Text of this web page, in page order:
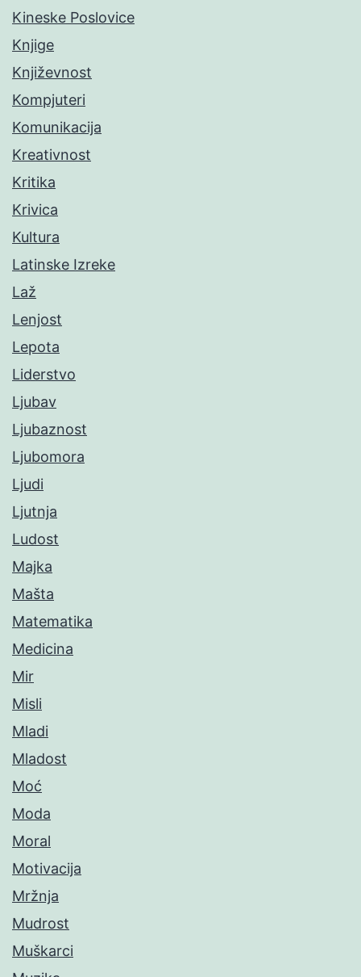
Kineske Poslovice
Knjige
Književnost
Kompjuteri
Komunikacija
Kreativnost
Kritika
Krivica
Kultura
Latinske Izreke
Laž
Lenjost
Lepota
Liderstvo
Ljubav
Ljubaznost
Ljubomora
Ljudi
Ljutnja
Ludost
Majka
Mašta
Matematika
Medicina
Mir
Misli
Mladi
Mladost
Moć
Moda
Moral
Motivacija
Mržnja
Mudrost
Muškarci